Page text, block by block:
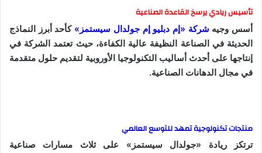
تأسيس ريادي يرسخ القاعدة الصناعية
أسس وجيه شركة «إم دبليو إم جولدال سيستمز» كأحد أبرز النماذج
الحديثة في الصناعة النظيفة عالية الكفاءة، حيث تعتمد الشركة في
إنتاجها على أحدث أساليب التكنولوجيا الأوروبية لتقديم حلول متقدمة
في مجال الدهانات الصناعية.
منتجات تكنولوجية تمهد للتوسع العالمي
ترتكز ريادة «جولدال سيستمز» على ثلاث مسارات صناعية